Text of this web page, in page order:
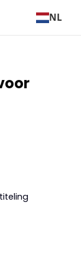
NL